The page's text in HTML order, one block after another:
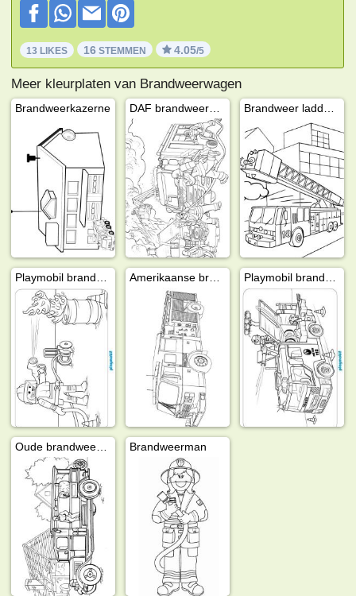
13 LIKES 16 STEMMEN 4.05/5
Meer kleurplaten van Brandweerwagen
Brandweerkazerne
Brandweerman